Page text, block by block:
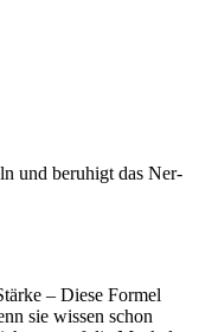
und beruhigt das Ner­
– Diese Formel
sie wissen schon